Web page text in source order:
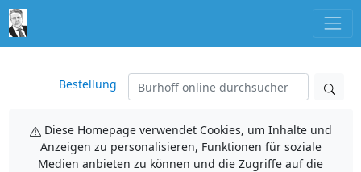
Bestellung
Diese Homepage verwendet Cookies, um Inhalte und
Anzeigen zu personalisieren, Funktionen für soziale
Medien anbieten zu können und die Zugriffe auf die